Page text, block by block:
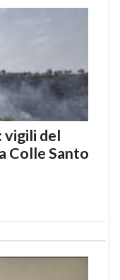
vigili del
Colle Santo